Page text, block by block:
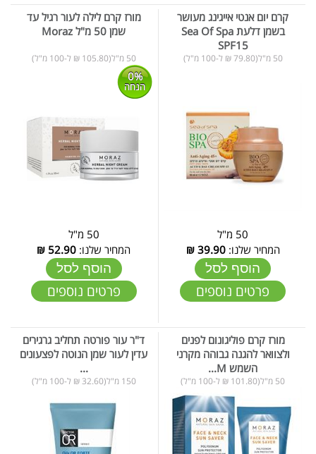
קרם יום אנטי אייגינג מעושר
בשמן דלעת Sea Of Spa
SPF15
50 מ"ל(79.80 ₪ ל-100 מ"ל)
50 מ"ל
המחיר שלנו:39.90
₪
הוסף לסל
פרטים נוספים
מורז קרם לילה לעור רגיל עד
שמן 50 מ"ל Moraz
50 מ"ל(105.80 ₪ ל-100 מ"ל)
0%
הנחה
50 מ"ל
המחיר שלנו: 52.90
₪
הוסף לסל
פרטים נוספים
מורז קרם פוליגונום לפנים
ולצוואר להגנה גבוהה מקרני
השמש M...
50 מ"ל(101.80 ₪ ל-100 מ"ל)
ד"ר עור פורטה תחליב גרגירים
עדין לעור שמן הנוטה לפצעונים
...
150 מ"ל(32.60 ₪ ל-100 מ"ל)